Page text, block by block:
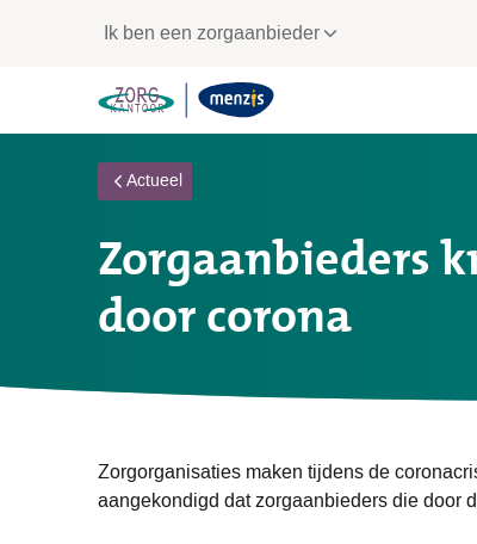
voor
navigatie
Ik ben een zorgaanbieder
Actueel
Zorgaanbieders
door corona
Zorgorganisaties maken tijdens de
aangekondigd dat zorgaanbieders die door